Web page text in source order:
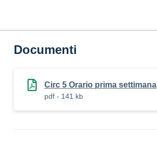
Documenti
Circ 5 Orario prima settimana
pdf - 141 kb